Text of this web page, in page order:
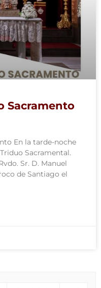
Sacramento
En la tarde-noche
Sacramental.
Sr. D. Manuel
de Santiago el